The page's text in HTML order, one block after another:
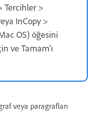
Tercihler >
InCopy >
OS) öğesini
ve Tamam'ı
veya paragrafları